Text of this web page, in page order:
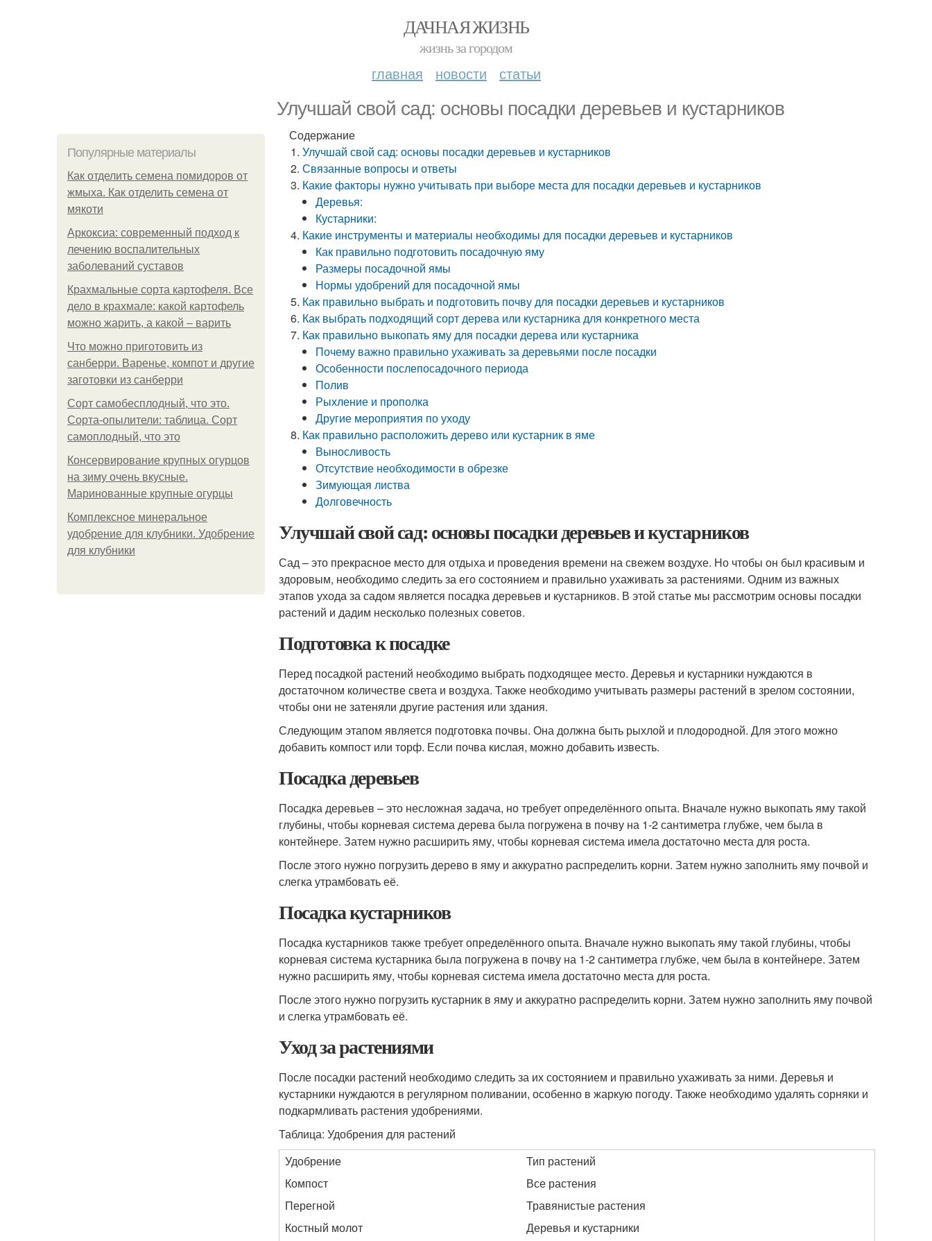
ДАЧНАЯ ЖИЗНЬ
жизнь за городом
главная новости статьи
Улучшай свой сад: основы посадки деревьев и кустарников
Популярные материалы
Как отделить семена помидоров от
жмыха. Как отделить семена от
мякоти
Аркоксиа: современный подход к
лечению воспалительных
заболеваний суставов
Крахмальные сорта картофеля. Все
дело в крахмале: какой картофель
можно жарить, а какой – варить
Что можно приготовить из
санберри. Варенье, компот и другие
заготовки из санберри
Сорт самобесплодный, что это.
Сорта-опылители: таблица. Сорт
самоплодный, что это
Консервирование крупных огурцов
на зиму очень вкусные.
Маринованные крупные огурцы
Комплексное минеральное
удобрение для клубники. Удобрение
для клубники
Содержание
Улучшай свой сад: основы посадки деревьев и кустарников
Связанные вопросы и ответы
Какие факторы нужно учитывать при выборе места для посадки деревьев и кустарников
Деревья:
Кустарники:
Какие инструменты и материалы необходимы для посадки деревьев и кустарников
Как правильно подготовить посадочную яму
Размеры посадочной ямы
Нормы удобрений для посадочной ямы
Как правильно выбрать и подготовить почву для посадки деревьев и кустарников
Как выбрать подходящий сорт дерева или кустарника для конкретного места
Как правильно выкопать яму для посадки дерева или кустарника
Почему важно правильно ухаживать за деревьями после посадки
Особенности послепосадочного периода
Полив
Рыхление и прополка
Другие мероприятия по уходу
Как правильно расположить дерево или кустарник в яме
Выносливость
Отсутствие необходимости в обрезке
Зимующая листва
Долговечность
Улучшай свой сад: основы посадки деревьев и кустарников
Сад – это прекрасное место для отдыха и проведения времени на свежем воздухе. Но чтобы он был красивым и
здоровым, необходимо следить за его состоянием и правильно ухаживать за растениями. Одним из важных
этапов ухода за садом является посадка деревьев и кустарников. В этой статье мы рассмотрим основы посадки
растений и дадим несколько полезных советов.
Подготовка к посадке
Перед посадкой растений необходимо выбрать подходящее место. Деревья и кустарники нуждаются в
достаточном количестве света и воздуха. Также необходимо учитывать размеры растений в зрелом состоянии,
чтобы они не затеняли другие растения или здания.
Следующим этапом является подготовка почвы. Она должна быть рыхлой и плодородной. Для этого можно
добавить компост или торф. Если почва кислая, можно добавить известь.
Посадка деревьев
Посадка деревьев – это несложная задача, но требует определённого опыта. Вначале нужно выкопать яму такой
глубины, чтобы корневая система дерева была погружена в почву на 1-2 сантиметра глубже, чем была в
контейнере. Затем нужно расширить яму, чтобы корневая система имела достаточно места для роста.
После этого нужно погрузить дерево в яму и аккуратно распределить корни. Затем нужно заполнить яму почвой и
слегка утрамбовать её.
Посадка кустарников
Посадка кустарников также требует определённого опыта. Вначале нужно выкопать яму такой глубины, чтобы
корневая система кустарника была погружена в почву на 1-2 сантиметра глубже, чем была в контейнере. Затем
нужно расширить яму, чтобы корневая система имела достаточно места для роста.
После этого нужно погрузить кустарник в яму и аккуратно распределить корни. Затем нужно заполнить яму почвой
и слегка утрамбовать её.
Уход за растениями
После посадки растений необходимо следить за их состоянием и правильно ухаживать за ними. Деревья и
кустарники нуждаются в регулярном поливании, особенно в жаркую погоду. Также необходимо удалять сорняки и
подкармливать растения удобрениями.
Таблица: Удобрения для растений
Удобрение
Тип растений
Компост
Все растения
Перегной
Травянистые растения
Костный молот
Деревья и кустарники